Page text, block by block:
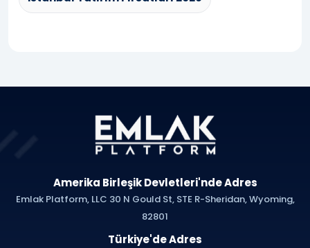
Amerika Birleşik Devletleri'nde Adres
Emlak Platform, LLC 30 N Gould St, STE R-Sheridan, Wyoming,
82801
Türkiye'de Adres